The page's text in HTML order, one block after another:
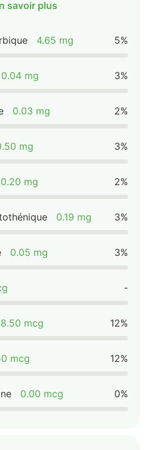
savoir plus
4.65 mg 5%
0.04 mg 3%
0.03 mg 2%
mg 3%
mg 2%
0.19 mg 3%
0.05 mg 3%
-
mcg 12%
mcg 12%
0.00 mcg 0%